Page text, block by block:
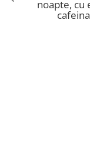
noapte, cu